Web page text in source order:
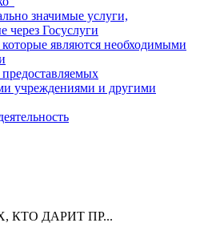
значимые услуги,
через Госуслуги
которые являются необходимыми
учреждениями и другими
КТО ДАРИТ ПР...